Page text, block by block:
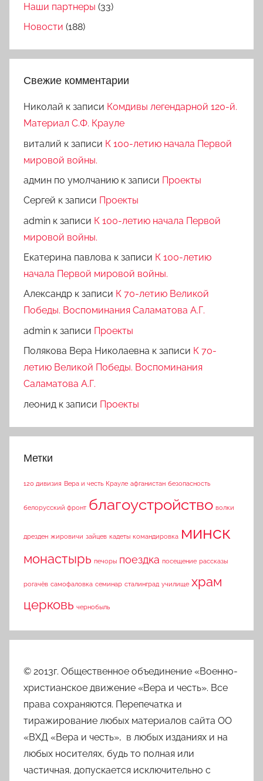
Наши партнеры (33)
Новости (188)
Свежие комментарии
Николай к записи Комдивы легендарной 120-й.
Материал С.Ф. Крауле
виталий к записи К 100-летию начала Первой
мировой войны.
админ по умолчанию к записи Проекты
Сергей к записи Проекты
admin к записи К 100-летию начала Первой
мировой войны.
Екатерина павлова к записи К 100-летию
начала Первой мировой войны.
Александр к записи К 70-летию Великой
Победы. Воспоминания Саламатова А.Г.
admin к записи Проекты
Полякова Вера Николаевна к записи К 70-
летию Великой Победы. Воспоминания
Саламатова А.Г.
леонид к записи Проекты
Метки
120 дивизия Вера и честь Крауле афганистан безопасность
белорусский фронт благоустройство волки
дрезден жировичи зайцев кадеты командировка минск
монастырь печоры поездка посещение рассказы
рогачёв самофаловка семинар сталинград училище храм
церковь чернобыль
© 2013г. Общественное объединение «Военно-
христианское движение «Вера и честь». Все
права сохраняются. Перепечатка и
тиражирование любых материалов сайта ОО
«ВХД «Вера и честь», в любых изданиях и на
любых носителях, будь то полная или
частичная, допускается исключительно с